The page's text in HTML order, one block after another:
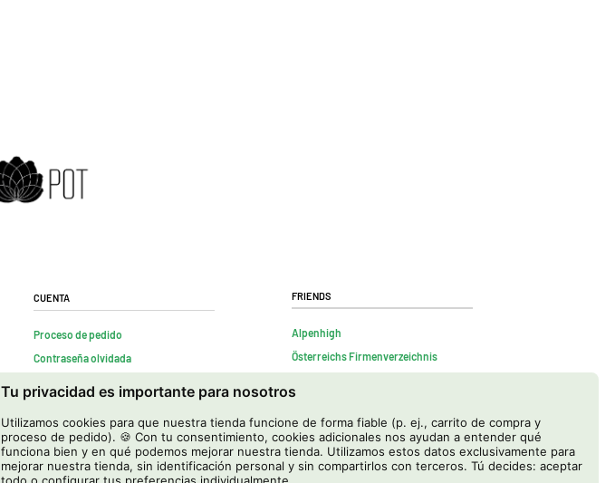
Tu privacidad es importante para nosotros
Utilizamos cookies para que nuestra tienda funcione de forma fiable (p. ej., carrito de compra y
proceso de pedido). 🍪 Con tu consentimiento, cookies adicionales nos ayudan a entender qué
funciona bien y en qué podemos mejorar nuestra tienda. Utilizamos estos datos exclusivamente para
mejorar nuestra tienda, sin identificación personal y sin compartirlos con terceros. Tú decides: aceptar
Cuenta
Proceso de pedido
Contraseña olvidada
Rescindir contrato
Friends
Alpenhigh
Österreichs Firmenverzeichnis